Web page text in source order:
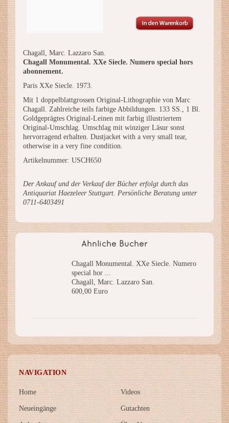
Chagall, Marc. Lazzaro San.
Chagall Monumental. XXe Siecle. Numero special hors
abonnement.
Paris XXe Siecle. 1973.
Mit 1 doppelblattgrossen Original-Lithographie von Marc
Chagall. Zahlreiche teils farbige Abbildungen. 133 SS., 1 Bl.
Goldgeprägtes Original-Leinen mit farbig illustriertem
Original-Umschlag. Umschlag mit winziger Läsur sonst
hervorragend erhalten. Dustjacket with a very small tear,
otherwise in a very fine condition.
Artikelnummer: USCH650
Der Ankauf und der Verkauf der Bücher erfolgt durch das
Antiquariat Haezeleer Stuttgart. Persönliche Beratung unter
0711-6403491
Ähnliche Bücher
Chagall Monumental. XXe Siecle. Numero
special hor ...
Chagall, Marc. Lazzaro San.
600,00 Euro
NAVIGATION
Home
Neueingänge
Videos
Gutachten